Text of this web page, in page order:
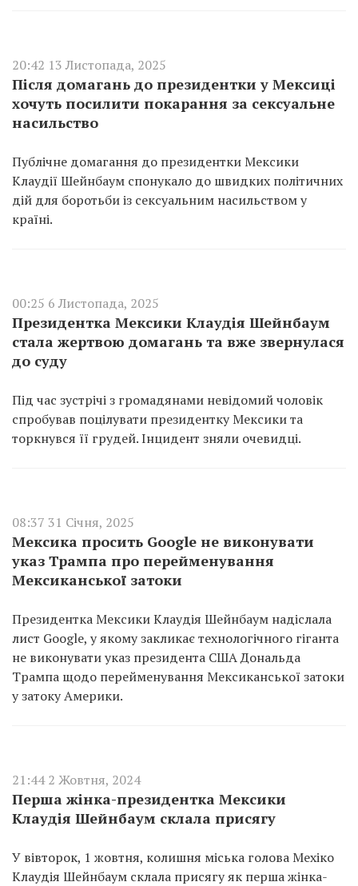
20:42 13 Листопада, 2025
Після домагань до президентки у Мексиці
хочуть посилити покарання за сексуальне
насильство
Публічне домагання до президентки Мексики
Клаудії Шейнбаум спонукало до швидких політичних
дій для боротьби із сексуальним насильством у
країні.
00:25 6 Листопада, 2025
Президентка Мексики Клаудія Шейнбаум
стала жертвою домагань та вже звернулася
до суду
Під час зустрічі з громадянами невідомий чоловік
спробував поцілувати президентку Мексики та
торкнувся її грудей. Інцидент зняли очевидці.
08:37 31 Січня, 2025
Мексика просить Google не виконувати
указ Трампа про перейменування
Мексиканської затоки
Президентка Мексики Клаудія Шейнбаум надіслала
лист Google, у якому закликає технологічного гіганта
не виконувати указ президента США Дональда
Трампа щодо перейменування Мексиканської затоки
у затоку Америки.
21:44 2 Жовтня, 2024
Перша жінка-президентка Мексики
Клаудія Шейнбаум склала присягу
У вівторок, 1 жовтня, колишня міська голова Мехіко
Клаудія Шейнбаум склала присягу як перша жінка-